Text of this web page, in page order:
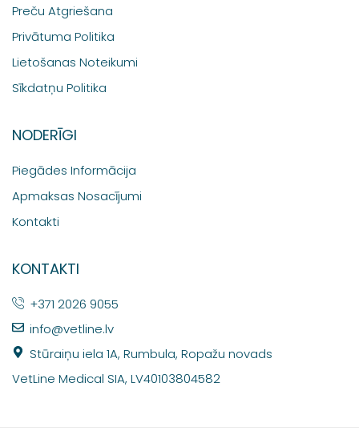
Preču Atgriešana
Privātuma Politika
Lietošanas Noteikumi
Sīkdatņu Politika
NODERĪGI
Piegādes Informācija
Apmaksas Nosacījumi
Kontakti
KONTAKTI
+371 2026 9055
info@vetline.lv
Stūraiņu iela 1A, Rumbula, Ropažu novads
VetLine Medical SIA, LV40103804582